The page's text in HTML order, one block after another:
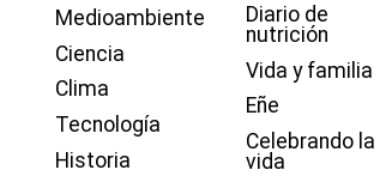
Medioambiente
Ciencia
Clima
Tecnología
Historia
Diario de
nutrición
Vida y familia
Eñe
Celebrando la
vida